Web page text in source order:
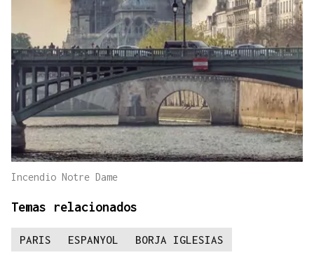
Incendio Notre Dame
Temas relacionados
PARIS ESPANYOL BORJA IGLESIAS